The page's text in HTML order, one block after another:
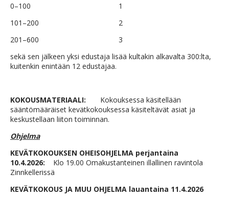
0–100 1
101–200 2
201–600 3
sekä sen jälkeen yksi edustaja lisää kultakin alkavalta 300:lta,
kuitenkin enintään 12 edustajaa.
KOKOUSMATERIAALI: Kokouksessa käsitellään
sääntömääräiset kevätkokouksessa käsiteltävät asiat ja
keskustellaan liiton toiminnan.
Ohjelma
KEVÄTKOKOUKSEN OHEISOHJELMA perjantaina
10.4.2026: Klo 19.00 Omakustanteinen illallinen ravintola
Zinnkellerissä
KEVÄTKOKOUS JA MUU OHJELMA lauantaina 11.4.2026